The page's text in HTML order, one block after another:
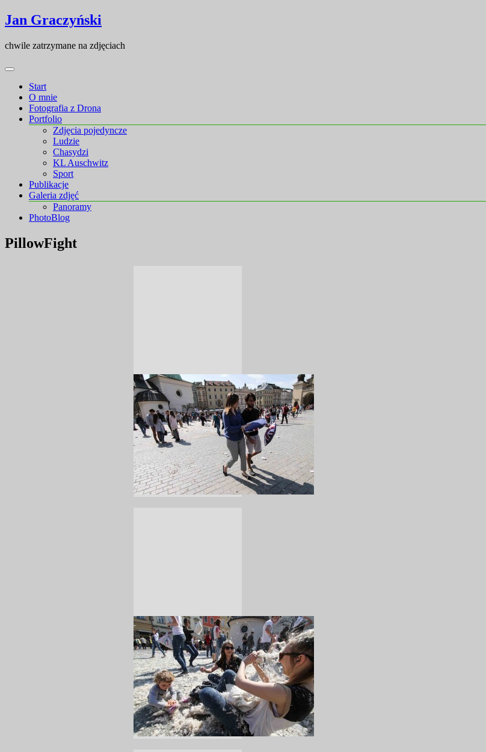
Skip
to
Skip
to
Jan Graczyński
chwile zatrzymane na zdjęciach
Start
O mnie
Fotografia z Drona
Portfolio
Zdjęcia pojedyncze
Ludzie
Chasydzi
KL Auschwitz
Sport
Publikacje
Galeria zdjęć
Panoramy
PhotoBlog
PillowFight